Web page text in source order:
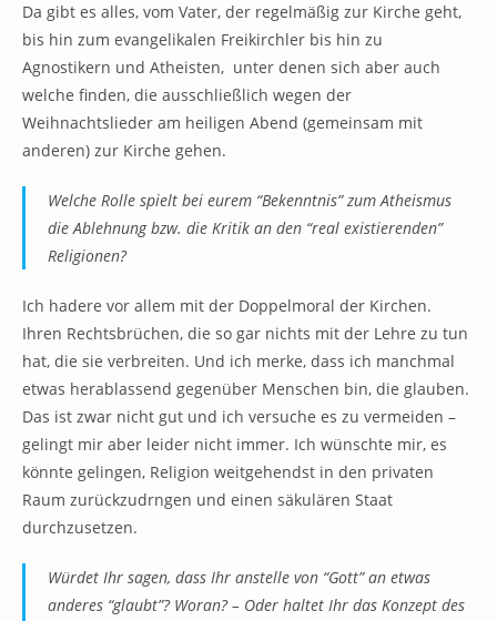
Da gibt es alles, vom Vater, der regelmäßig zur Kirche geht,
bis hin zum evangelikalen Freikirchler bis hin zu
Agnostikern und Atheisten, unter denen sich aber auch
welche finden, die ausschließlich wegen der
Weihnachtslieder am heiligen Abend (gemeinsam mit
anderen) zur Kirche gehen.
Welche Rolle spielt bei eurem “Bekenntnis” zum Atheismus
die Ablehnung bzw. die Kritik an den “real existierenden”
Religionen?
Ich hadere vor allem mit der Doppelmoral der Kirchen.
Ihren Rechtsbrüchen, die so gar nichts mit der Lehre zu tun
hat, die sie verbreiten. Und ich merke, dass ich manchmal
etwas herablassend gegenüber Menschen bin, die glauben.
Das ist zwar nicht gut und ich versuche es zu vermeiden –
gelingt mir aber leider nicht immer. Ich wünschte mir, es
könnte gelingen, Religion weitgehendst in den privaten
Raum zurückzudrngen und einen säkulären Staat
durchzusetzen.
Würdet Ihr sagen, dass Ihr anstelle von “Gott” an etwas
anderes “glaubt”? Woran? – Oder haltet Ihr das Konzept des